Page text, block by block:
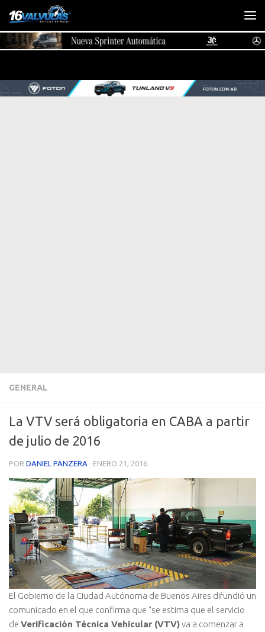
Saltar al contenido
GENERAL
La VTV será obligatoria en CABA a partir
de julio de 2016
POR DANIEL PANZERA · ENERO 21, 2016
El Gobierno de la Ciudad Autónoma de Buenos Aires difundió un
comunicado en el que confirma que “se estima que el servicio
de Verificación Técnica Vehicular (VTV)va a comenzar a